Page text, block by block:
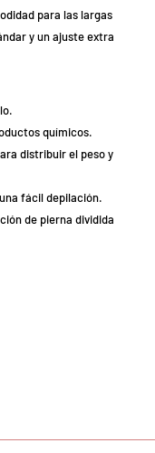
para las largas
y un ajuste extra
químicos.
distribuir el peso y
fácil depilación.
de pierna dividida